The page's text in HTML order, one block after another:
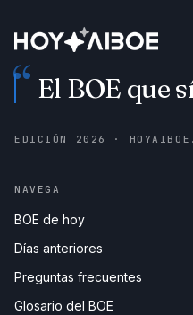
“ El BOE que
EDICIÓN 2026 ·
NAVEGA
BOE de hoy
Días anteriores
Preguntas frecuentes
Glosario del BOE